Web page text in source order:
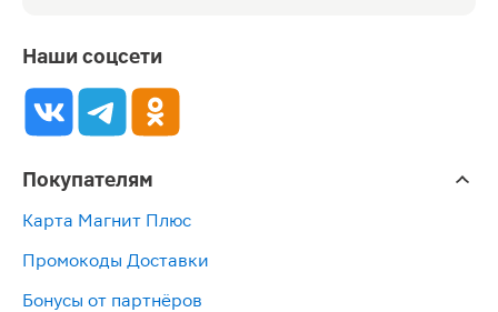
Наши соцсети
Покупателям
Карта Магнит Плюс
Промокоды Доставки
Бонусы от партнёров